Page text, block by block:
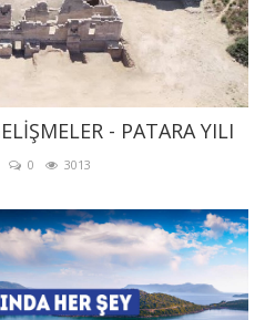
- PATARA YILI
0 3013